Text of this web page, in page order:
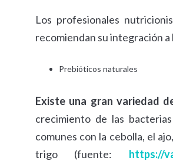
Los profesionales
recomiendan su integración a
Prebióticos naturales
Existe una gran variedad
crecimiento de las
comunes con la cebolla, el
trigo (fuente: https://